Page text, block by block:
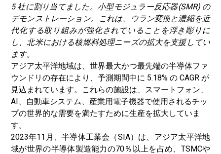
5 社に割り当てました。 小型モジュラー反応器(SMR) の
デモンストレーション。これは、ウラン変換と濃縮を近
代化する取り組みが強化されていることを浮き彫りに
し、北米における核燃料処理ニーズの拡大を支援してい
ます。
アジア太平洋地域は、世界最大かつ最先端の半導体ファ
ウンドリの存在により、予測期間中に 5.18% の CAGR が
見込まれています。これらの施設は、スマートフォン、
AI、自動車システム、産業用電子機器で使用されるチッ
プの世界的な需要を満たすために生産を拡大していま
す。
2023年11月、半導体工業会（SIA）は、アジア太平洋地
域が世界の半導体製造能力の70％以上を占め、TSMCや